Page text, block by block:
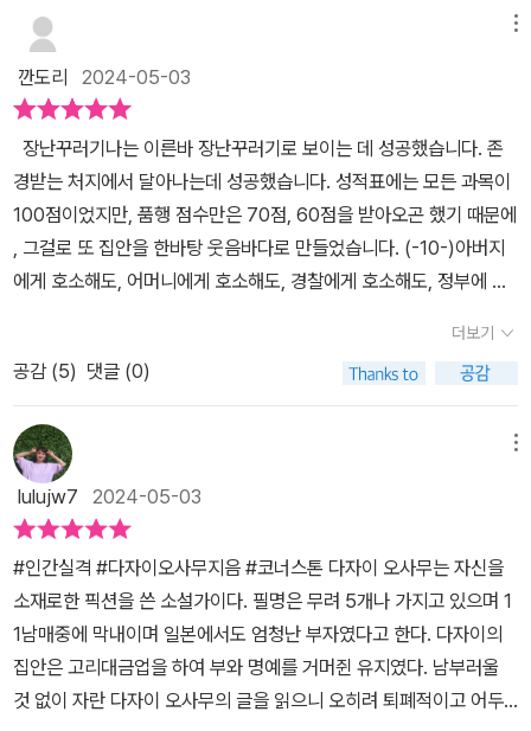
이 오사무의 이름이 찍혔습니다. 당시의 디자인 감각이 지금과는 많
이 달랐구나 하는 생각도 들고, 디자이너가 작품을 다 읽고 그 나름대
로 떠오른 느낌을 표지에 충분히 담은 결과물이겠다는 추측도 하
게 됩니다. 2021년에 코너스톤에서 나온 벨벳 양장본을 읽고 리뷰
를 올린 적 있는데, 같은 출판사에서 펴낸 번역본이라서 본문 텍스트
는 거의 같습니다. "봄바람 속에는 백일해를 유발하는 세균이 수십
만, 이발소에는 탈모를 일으키는 세균이 수십만...(p97)" 선천성면역
결핍증(CIDS) 환자인 주인공이 평생 멸균 캡슐 안에 들어가서 살아
야 하는 <The Boy in the Plastic Bubble>라는 1976년작 영화
도 있었지만, 이 작의 오바 요조는 몸이야 멀쩡해도 정신이 아픈 청년
이었습니다. 어렸을 때 특별히 불우한 환경에서 자란 것도 아닌데, 아
했다면서, 사회와 외부환경에 대해 이처럼이나 신경증적이고 부적응
스러운 태도라니, 본인은 물론이거니와 밖에서 보는 이들마저 당황스
럽습니다. 그런데, 이처럼 비상식적이고 병적인 주인공의 넋두리
에 대해 왜 우리 독자들은, 시대를 초월하여 공감을 보내는 걸까
요? 장폴 사르트르의 "타인은 지옥이다"라는 잘 알려진 언명도 있었
지만, 우리는 대개 나만의 자아와 취향과 고집과 쾌락 안에 머물고 싶
지, 타인의 의견과 이해 앞에 나를 희생하고 양보하고 맞춰주고 싶어
하지는 않습니다. 얼마나 저 설익은 자아를, 그나마 끝까지 지키고 싶
었으면 저런 병적인 반응이 나올까? 저런 병적인 케이스를 보면서 까
깐도리 2024-05-03
장난꾸러기나는 이른바 장난꾸러기로 보이는 데 성공했습니다. 존
경받는 처지에서 달아나는데 성공했습니다. 성적표에는 모든 과목이
100점이었지만, 품행 점수만은 70점, 60점을 받아오곤 했기 때문에
, 그걸로 또 집안을 한바탕 웃음바다로 만들었습니다. (-10-)​​아버지
에게 호소해도, 어머니에게 호소해도, 경찰에게 호소해도, 정부에 호
않겠느냐 말이다.어차피 편파적일 게 뻔한데, 인간에게 호소하는 건
소용없다. 역시나 진실을 숨기고 그저 참으며 , 그 '광대 짓'을 계속하
는 것 말고는, 달리 방법이 없는 것 같습니다. (-23-)​​그 여자는 호노
에 있는 목수의 집 이 층에 세 들어 살고 있었습니다. 그 이층에서는
평소 음울한 내 마음을 조금도 숨기지 않고, 지독한 치통에 시달리는
것처럼 한 손으로 턱을 괸 채 차를 마셨습니다. 그런데 이런 모습이 오
히려 그 사람의 마음에 박힌 모양입니다. 그 사람 부위도 늦가을의 찬
바람이 불고 낙엽이 흩날리는 ,완전히 고립되어 있는 느낌의 여자였
습니다. (-59-)​​순진무구한 신뢰는 죄가 되는가.유일하게 믿었던 미
덕에조차 의혹을 품고, 나는 이제 아무것도 알 수가 없어져서 ,오로지
술만 찾게 되었습니다. 내 표정은 극도로 비열해지고, 아침부터 소주
를 퍼마시고, 이가 듬성듬성 빠지고, 만화도 외설스런 것들만 그려댔
더보기
공감 (5) 댓글 (0)
lulujw7 2024-05-03
#인간실격 #다자이오사무지음 #코너스톤 다자이 오사무는 자신을
소재로한 픽션을 쓴 소설가이다. 필명은 무려 5개나 가지고 있으며 1
1남매중에 막내이며 일본에서도 엄청난 부자였다고 한다. 다자이의
집안은 고리대금업을 하여 부와 명예를 거머쥔 유지였다. 남부러울
것 없이 자란 다자이 오사무의 글을 읽으니 오히려 퇴폐적이고 어두